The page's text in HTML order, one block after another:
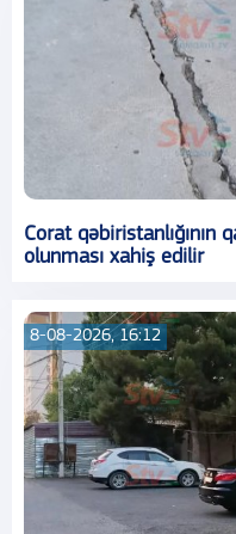
Corat qəbiristanlığının
olunması xahiş edilir
8-08-2026, 16:12